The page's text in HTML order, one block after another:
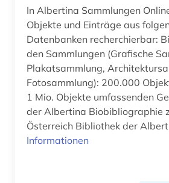
filmverleih (1)
filmwissenschaft (17)
filmzeitschrift (2)
filmzensur (1)
filmästhetik (1)
finnland (2)
In Albertina Sammlungen
Objekte und Einträge aus
Datenbanken recherchierbar: Bilddatenbank zu
den Sammlungen (Grafische Sammlung,
Plakatsammlung,
Fotosammlung): 200.000
1 Mio. Objekte umfassenden
der Albertina Biobibliographie zur Fotografie in
Österreich Bibliothek der
Informationen